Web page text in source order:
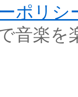
ポリシ
音楽を